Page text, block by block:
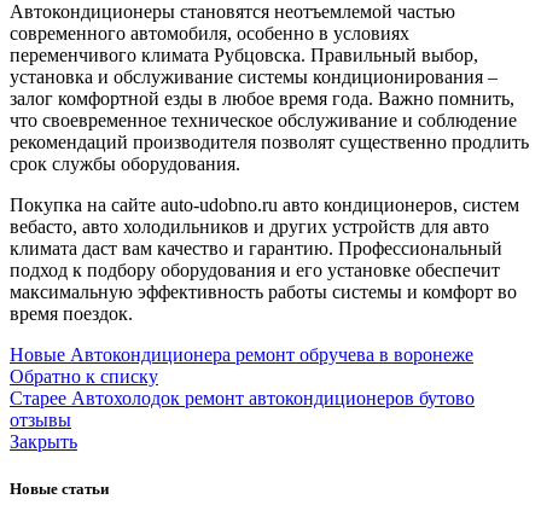
Автокондиционеры становятся неотъемлемой частью
современного автомобиля, особенно в условиях
переменчивого климата Рубцовска. Правильный выбор,
установка и обслуживание системы кондиционирования –
залог комфортной езды в любое время года. Важно помнить,
что своевременное техническое обслуживание и соблюдение
рекомендаций производителя позволят существенно продлить
срок службы оборудования.
Покупка на сайте auto-udobno.ru авто кондиционеров, систем
вебасто, авто холодильников и других устройств для авто
климата даст вам качество и гарантию. Профессиональный
подход к подбору оборудования и его установке обеспечит
максимальную эффективность работы системы и комфорт во
время поездок.
Новые Автокондиционера ремонт обручева в воронеже
Обратно к списку
Старее Автохолодок ремонт автокондиционеров бутово
отзывы
Закрыть
Новые статьи